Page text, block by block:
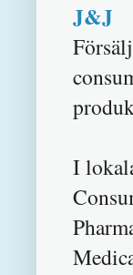
J&J
I